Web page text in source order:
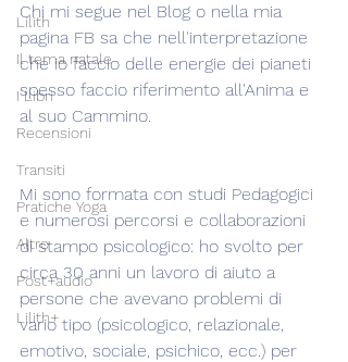
Lilith
Il tema natale
I Libri
Recensioni
Transiti
Pratiche Yoga
Altro
Post+audio
Lilith+
Chi mi segue nel Blog o nella mia
pagina FB sa che nell'interpretazione
che io faccio delle energie dei pianeti
spesso faccio riferimento all'Anima e
al suo Cammino.
Mi sono formata con studi Pedagogici
e numerosi percorsi e collaborazioni
di stampo psicologico: ho svolto per
circa 30 anni un lavoro di aiuto a
persone che avevano problemi di
vario tipo (psicologico, relazionale,
emotivo, sociale, psichico, ecc.) per